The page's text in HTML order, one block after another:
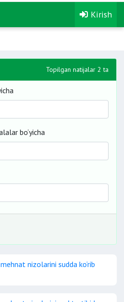
Kirish
Topilgan natijalar 2 ta
bo‘yicha
nizolarini sudda ko‘rib